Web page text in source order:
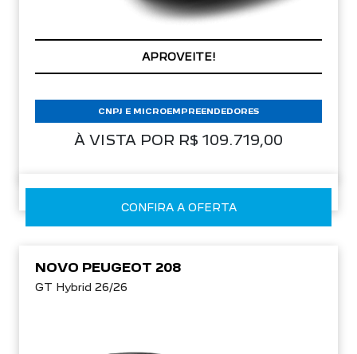
APROVEITE!
À VISTA POR R$ 109.719,00
CNPJ E MICROEMPREENDEDORES
CONFIRA A OFERTA
NOVO PEUGEOT 208
GT Hybrid 26/26